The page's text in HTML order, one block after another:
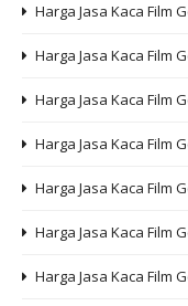
Harga Jasa Kaca Film
Harga Jasa Kaca Film
Harga Jasa Kaca Film
Harga Jasa Kaca Film
Harga Jasa Kaca Film
Harga Jasa Kaca Film
Harga Jasa Kaca Film